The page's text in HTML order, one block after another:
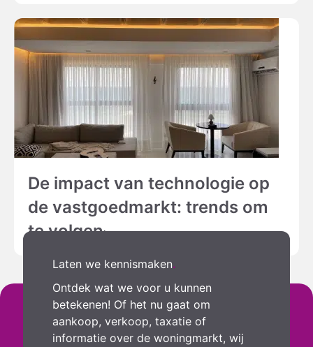
De impact van technologie op
de vastgoedmarkt: trends om
te volgen
Laten we kennismaken.
Ontdek wat we voor u kunnen
betekenen! Of het nu gaat om
aankoop, verkoop, taxatie of
informatie over de woningmarkt, wij